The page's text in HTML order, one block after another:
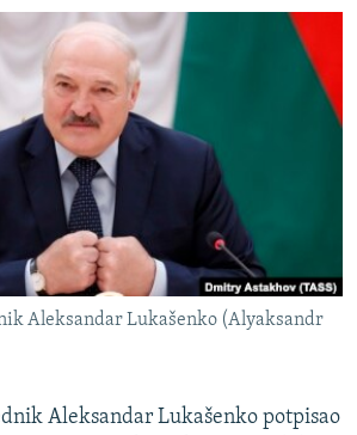
Aleksandar Lukašenko (Alyaksandr
Aleksandar Lukašenko potpisao